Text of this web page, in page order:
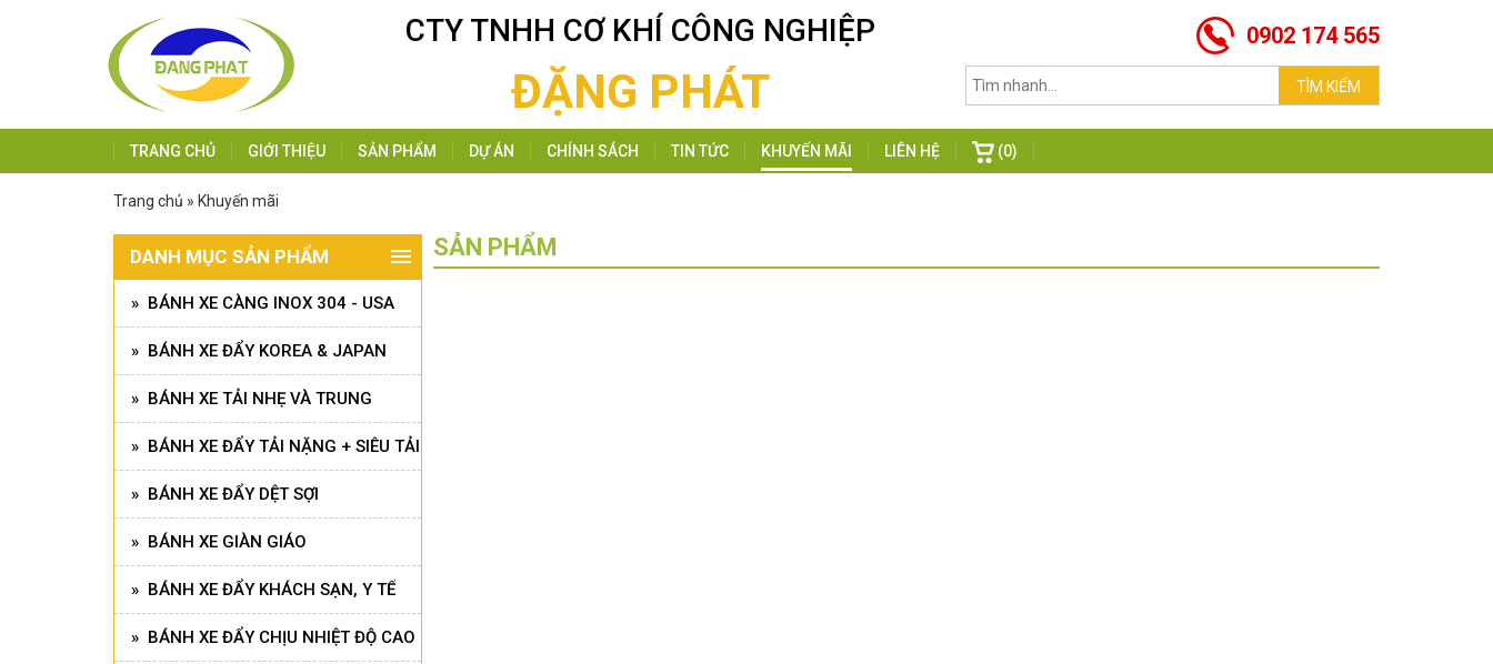
CTY TNHH CƠ KHÍ CÔNG NGHIỆP
ĐẶNG PHÁT
0902 174 565
TRANG CHỦ GIỚI THIỆU SẢN PHẨM DỰ ÁN CHÍNH SÁCH TIN TỨC KHUYẾN MÃI LIÊN HỆ (0)
Trang chủ » Khuyến mãi
DANH MỤC SẢN PHẨM
» BÁNH XE CÀNG INOX 304 - USA
» BÁNH XE ĐẨY KOREA & JAPAN
» BÁNH XE TẢI NHẸ VÀ TRUNG
» BÁNH XE ĐẨY TẢI NẶNG + SIÊU TẢI
» BÁNH XE ĐẨY DỆT SỢI
» BÁNH XE GIÀN GIÁO
» BÁNH XE ĐẨY KHÁCH SẠN, Y TẾ
» BÁNH XE ĐẨY CHỊU NHIỆT ĐỘ CAO
SẢN PHẨM